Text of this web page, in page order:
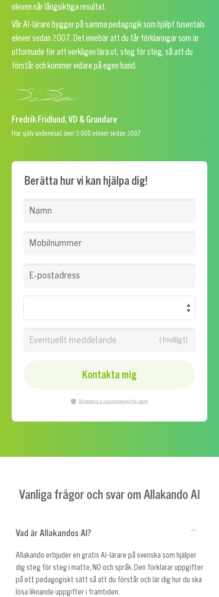
eleven når långsiktiga resultat.
Vår AI-lärare bygger på samma pedagogik som hjälpt tusentals
elever sedan 2007. Det innebär att du får förklaringar som är
utformade för att verkligen lära ut, steg för steg, så att du
förstår och kommer vidare på egen hand.
Fredrik Fridlund, VD & Grundare
Har själv undervisat över 3 000 elever sedan 2007
Berätta hur vi kan hjälpa dig!
Namn
Mobilnummer
E-postadress
Eventuellt meddelande
Kontakta mig
Så behandlar vi dina personuppgifter säkert
Vanliga frågor och svar om Allakando AI
Vad är Allakandos AI?
Allakando erbjuder en gratis AI-lärare på svenska som hjälper
dig steg för steg i matte, NO och språk. Den förklarar uppgifter
på ett pedagogiskt sätt så att du förstår och lär dig hur du ska
lösa liknande uppgifter i framtiden.